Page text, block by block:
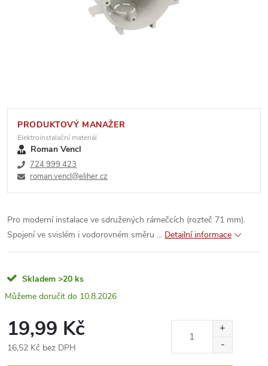
PRODUKTOVÝ MANAŽER
Elektroinstalační materiál
Roman Vencl
724 999 423
roman.vencl@eliher.cz
Pro moderní instalace ve sdružených rámečcích (rozteč 71 mm).
Spojení ve svislém i vodorovném směru ... Detailní informace
Skladem >20 ks
10.8.2026
19,99 Kč
16,52 Kč bez DPH